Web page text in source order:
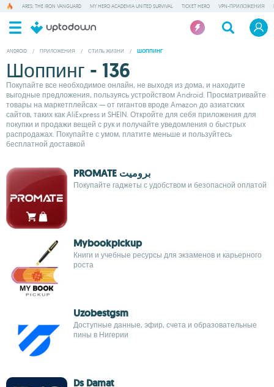
ARES: THE IRON VANGUARD MY HERO ACADEMIA UNITED SURVIVAL TICKET HERO VPN-ПРИЛОЖЕНИЯ
ANDROID / ПРИЛОЖЕНИЯ / СТИЛЬ ЖИЗНИ / ШОППИНГ
Шоппинг - 136
Покупайте все необходимое онлайн, не выходя из дома, и находите
выгодные предложения, пользуясь устройством Android. Просматривайте
товары на маркетплейсах — от гигантов вроде Amazon до азиатских
сайтов, таких как AliExpress и SHEIN. Откройте для себя приложения для
покупки и продажи вещей с рук и получайте уведомления о быстрых
распродажах. Покупайте с умом, платите меньше и пользуйтесь
бесплатной доставкой
PROMATE بروميت
Покупайте гаджеты с удобством и безопасной оплатой
Mybookpickup
Книги и учебные ресурсы для экзаменов и карьерного
роста
Uzobestgsm
Доступные данные, эфир, счета и образовательные
пины в Нигерии
Ds Damat